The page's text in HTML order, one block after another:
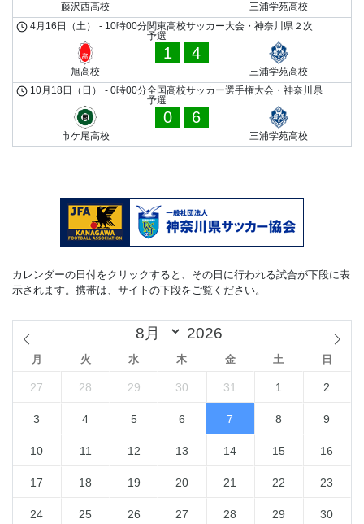
藤沢西高校
三浦学苑高校
関東高校サッカー大会・神奈川県２次
予選
4月16日（土） - 10時00分
旭高校
1 4
三浦学苑高校
全国高校サッカー選手権大会・神奈川県
予選
10月18日（日） - 0時00分
市ケ尾高校
0 6
三浦学苑高校
カレンダーの日付をクリックすると、その日に行われる試合が下段に表
示されます。携帯は、サイトの下段をご覧ください。
月 火 水 木 金 土 日
27 28 29 30 31 1 2
3 4 5 6 7 8 9
10 11 12 13 14 15 16
17 18 19 20 21 22 23
24 25 26 27 28 29 30